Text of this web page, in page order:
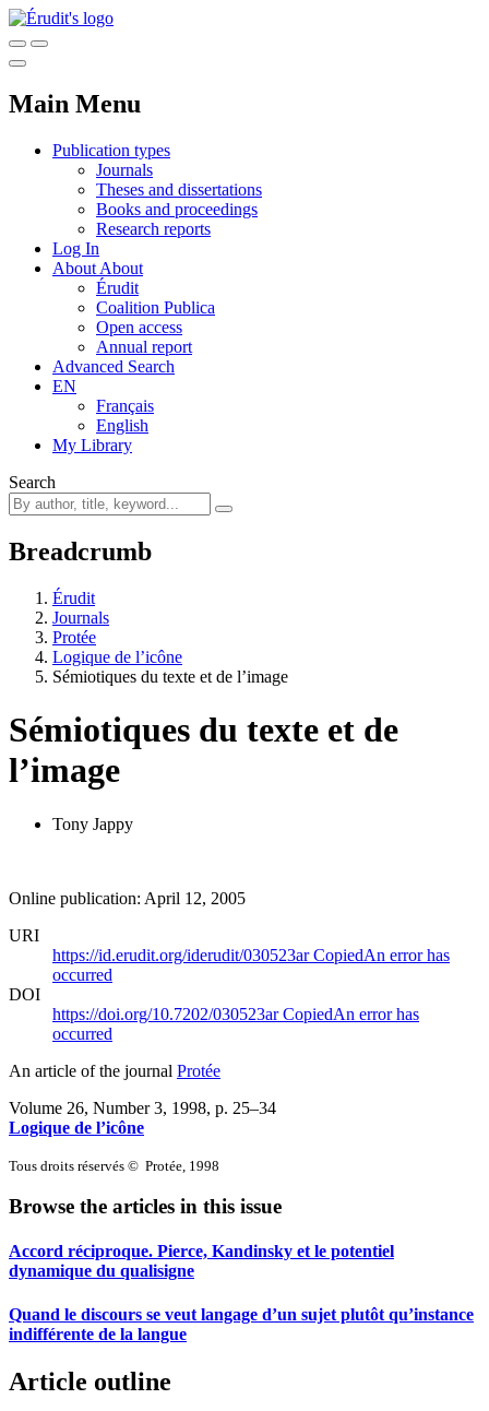
Main Menu
Publication types
Journals
Theses and dissertations
Books and proceedings
Research reports
Log In
About About
Érudit
Coalition Publica
Open access
Annual report
Advanced Search
EN
Français
English
My Library
Search
Breadcrumb
Érudit
Journals
Protée
Logique de l’icône
Sémiotiques du texte et de l’image
Sémiotiques du texte et de
l’image
Tony Jappy
Online publication: April 12, 2005
URI
https://id.erudit.org/iderudit/030523arCopiedAn error has
occurred
DOI
https://doi.org/10.7202/030523arCopiedAn error has
occurred
An article of the journal Protée
Volume 26, Number 3, 1998, p. 25–34
Logique de l’icône
Tous droits réservés © Protée, 1998
Browse the articles in this issue
Accord réciproque. Pierce, Kandinsky et le potentiel
dynamique du qualisigne
Quand le discours se veut langage d’un sujet plutôt qu’instance
indifférente de la langue
Article outline